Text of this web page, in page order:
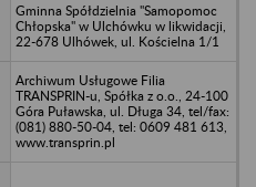
Gminna Spółdzielnia "Samopomoc
Chłopska" w Ulchówku w likwidacji,
22-678 Ulhówek, ul. Kościelna 1/1
Archiwum Usługowe Filia
TRANSPRIN-u, Spółka z o.o., 24-100
Góra Puławska, ul. Długa 34, tel/fax:
(081) 880-50-04, tel: 0609 481 613,
www.transprin.pl